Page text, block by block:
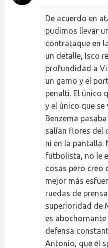
De acuerdo en
pudimos llevar
contrataque en
un detalle, Isco
profundidad a
un gamo y el
penalti. El único
y el único que se
Benzema
salían flores del
ni en la pantalla.
futbolista, no le
cosas pero creo
mejor más
ruedas de
superioridad de
es abochornante
defensa
Antonio, que el